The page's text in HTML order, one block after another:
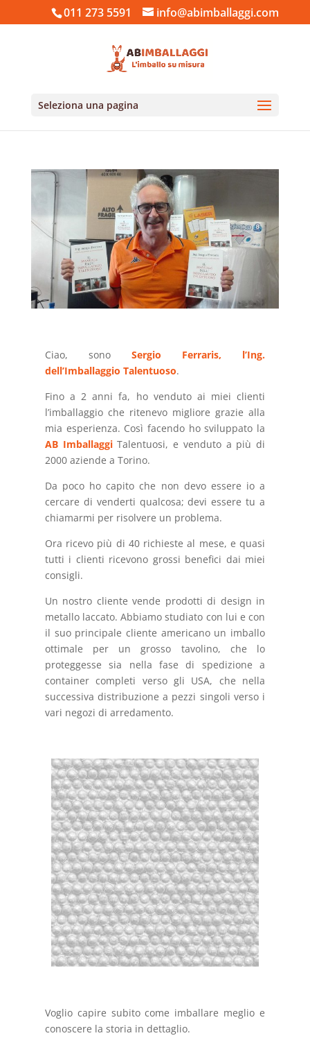
011 273 5591 info@abimballaggi.com
Seleziona una pagina
Ciao, sono Sergio Ferraris, l’Ing.
dell’Imballaggio Talentuoso.
Fino a 2 anni fa, ho venduto ai miei clienti
l’imballaggio che ritenevo migliore grazie alla
mia esperienza. Così facendo ho sviluppato la
AB ImballaggiTalentuosi, e venduto a più di
2000 aziende a Torino.
Da poco ho capito che non devo essere io a
cercare di venderti qualcosa; devi essere tu a
chiamarmi per risolvere un problema.
Ora ricevo più di 40 richieste al mese, e quasi
tutti i clienti ricevono grossi benefici dai miei
consigli.
Un nostro cliente vende prodotti di design in
metallo laccato. Abbiamo studiato con lui e con
il suo principale cliente americano un imballo
ottimale per un grosso tavolino, che lo
proteggesse sia nella fase di spedizione a
container completi verso gli USA, che nella
successiva distribuzione a pezzi singoli verso i
vari negozi di arredamento.
Voglio capire subito come imballare meglio e
conoscere la storia in dettaglio.